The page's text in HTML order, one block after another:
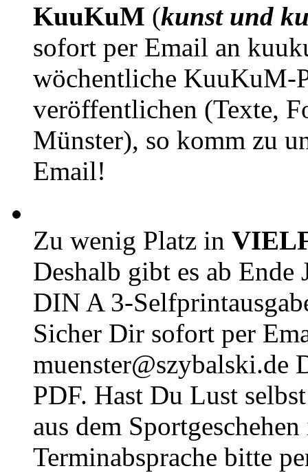
KuuKuM (kunst und
sofort per Email an
wöchentliche KuuKuM-
veröffentlichen (Texte,
Münster), so komm zu
Email!
Zu wenig Platz in
Deshalb gibt es ab Ende
DIN A 3-
Sicher Dir sofort per
muenster@szybalski.de
PDF. Hast Du Lust
aus dem
Terminabsprache bitte